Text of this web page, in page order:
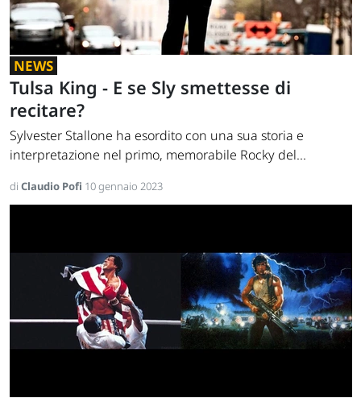
NEWS
Tulsa King - E se Sly smettesse di
recitare?
Sylvester Stallone ha esordito con una sua storia e
interpretazione nel primo, memorabile Rocky del...
di Claudio Pofi 10 gennaio 2023